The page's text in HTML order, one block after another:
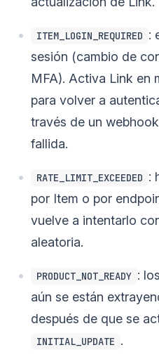
ITEM_LOGIN_REQUIRED :
sesión (cambio de
MFA). Activa Link en
para volver a
través de un
fallida.
RATE_LIMIT_EXCEEDED :
por Item o por
vuelve a intentarlo
aleatoria.
PRODUCT_NOT_READY :
aún se están
después de que se
INITIAL_UPDATE .